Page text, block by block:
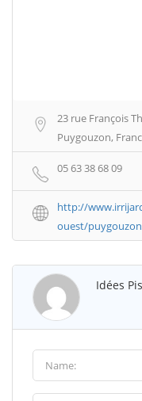
23 rue François
Puygouzon,
05 63 38 68 09
http://
ouest/
Idées